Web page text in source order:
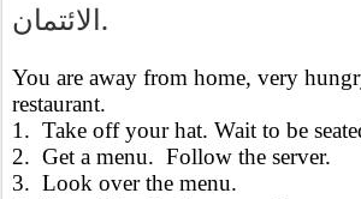
الائتمان .
You are away from home, very
restaurant.
1. Take off your hat. Wait to be
2. Get a menu. Follow the server.
3. Look over the menu.